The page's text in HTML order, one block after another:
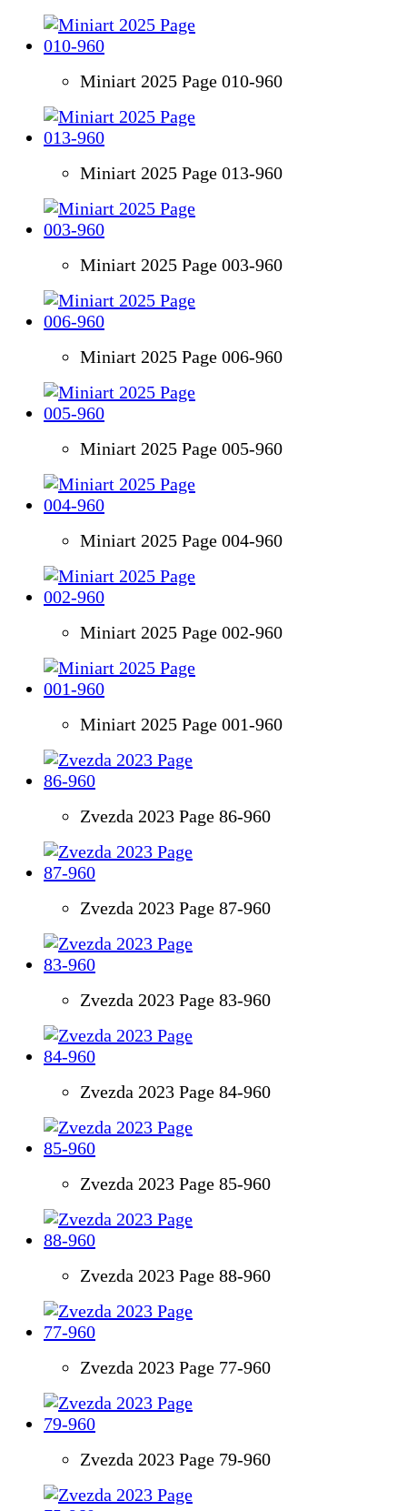
Miniart 2025 Page 010-960
Miniart 2025 Page 013-960
Miniart 2025 Page 003-960
Miniart 2025 Page 006-960
Miniart 2025 Page 005-960
Miniart 2025 Page 004-960
Miniart 2025 Page 002-960
Miniart 2025 Page 001-960
Zvezda 2023 Page 86-960
Zvezda 2023 Page 87-960
Zvezda 2023 Page 83-960
Zvezda 2023 Page 84-960
Zvezda 2023 Page 85-960
Zvezda 2023 Page 88-960
Zvezda 2023 Page 77-960
Zvezda 2023 Page 79-960